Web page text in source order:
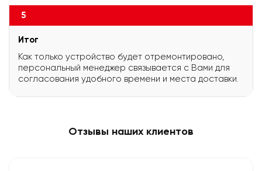
5
Итог
Как только устройство будет отремонтировано,
персональный менеджер связывается с Вами для
согласования удобного времени и места доставки.
Отзывы наших клиентов